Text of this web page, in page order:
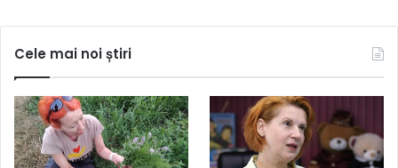
Cele mai noi știri